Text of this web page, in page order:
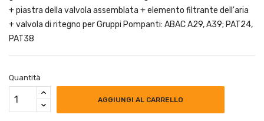
+ piastra della valvola assemblata + elemento filtrante dell'aria
+ valvola di ritegno per Gruppi Pompanti: ABAC A29, A39; PAT24,
PAT38
Quantità
AGGIUNGI AL CARRELLO